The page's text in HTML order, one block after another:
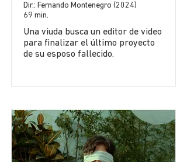
Dir.: Fernando Montenegro (2024)
69 min.
Una viuda busca un editor de video
para finalizar el último proyecto
de su esposo fallecido.